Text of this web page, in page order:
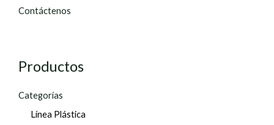
Contáctenos
Productos
Categorías
Línea Plástica